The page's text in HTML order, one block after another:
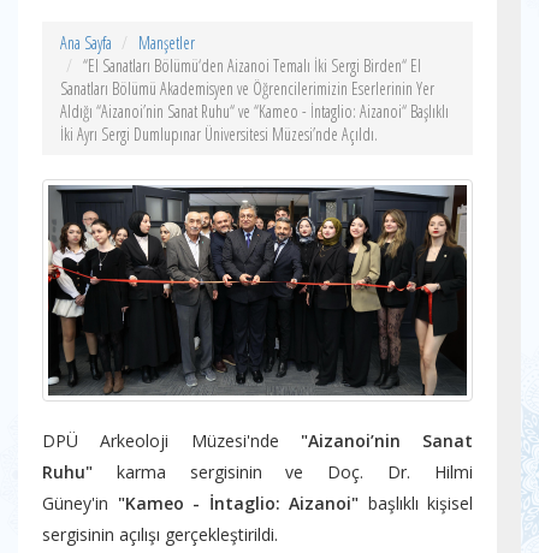
Ana Sayfa
Manşetler
“El Sanatları Bölümü‘den Aizanoi Temalı İki Sergi Birden“ El
Sanatları Bölümü Akademisyen ve Öğrencilerimizin Eserlerinin Yer
Aldığı “Aizanoi’nin Sanat Ruhu“ ve “Kameo - İntaglio: Aizanoi“ Başlıklı
İki Ayrı Sergi Dumlupınar Üniversitesi Müzesi’nde Açıldı.
DPÜ Arkeoloji Müzesi'nde "Aizanoi’nin Sanat
Ruhu" karma sergisinin ve Doç. Dr. Hilmi
Güney'in "Kameo - İntaglio: Aizanoi" başlıklı kişisel
sergisinin açılışı gerçekleştirildi.